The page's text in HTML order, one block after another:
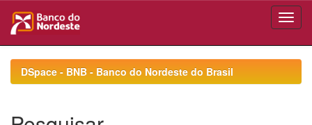
navigationDSpace - BNB - Banco do Nordeste do Brasil